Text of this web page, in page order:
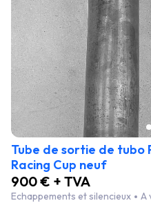
Tube de sortie de tubo
Racing Cup neuf
900 € + TVA
Echappements et silencieux A